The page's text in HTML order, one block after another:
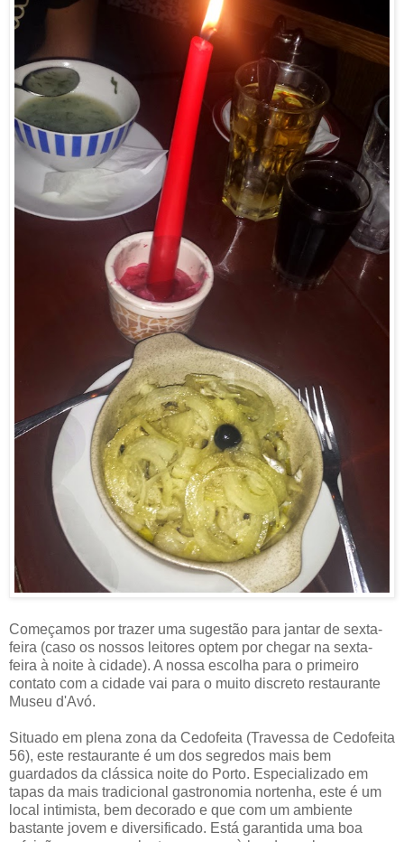
Começamos por trazer uma sugestão para jantar de sexta-
feira (caso os nossos leitores optem por chegar na sexta-
feira à noite à cidade). A nossa escolha para o primeiro
contato com a cidade vai para o muito discreto restaurante
Museu d'Avó.
Situado em plena zona da Cedofeita (Travessa de Cedofeita
56), este restaurante é um dos segredos mais bem
guardados da clássica noite do Porto. Especializado em
tapas da mais tradicional gastronomia nortenha, este é um
local intimista, bem decorado e que com um ambiente
bastante jovem e diversificado. Está garantida uma boa